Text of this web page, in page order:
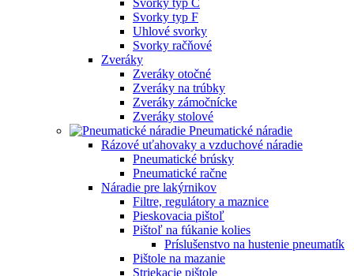
Svorky typ F
Uhlové svorky
Svorky račňové
Zveráky
Zveráky otočné
Zveráky na trúbky
Zveráky zámočnícke
Zveráky stolové
Pneumatické náradie
Rázové uťahovaky a vzduchové náradie
Pneumatické brúsky
Pneumatické račne
Náradie pre lakýrnikov
Filtre, regulátory a maznice
Pieskovacia pištoľ
Pištoľ na fúkanie kolies
Príslušenstvo na hustenie pneumatík
Pištole na mazanie
Striekacie pištole